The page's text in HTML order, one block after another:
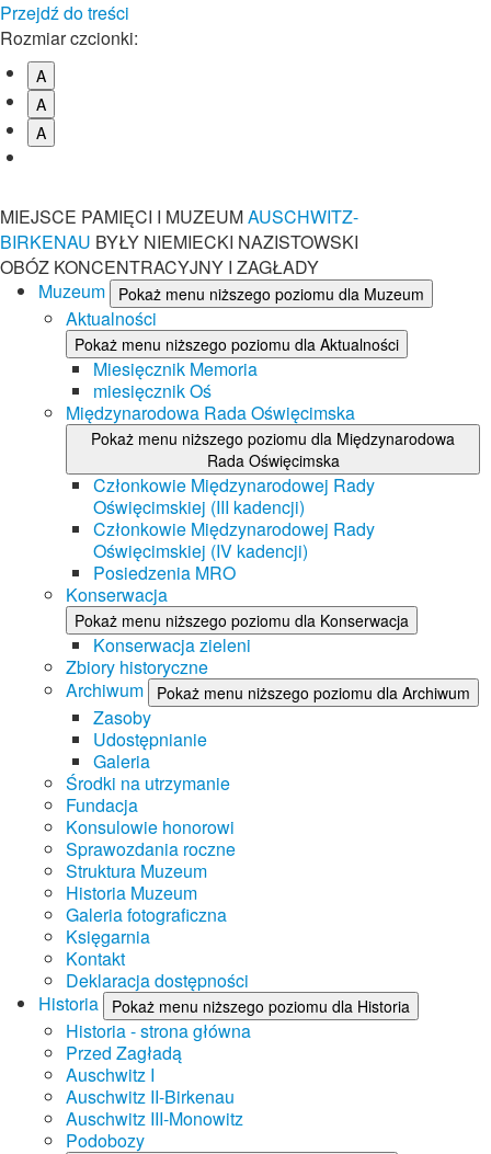
Przejdź do treści
Rozmiar czcionki:
A
A
A
MIEJSCE PAMIĘCI I MUZEUMAUSCHWITZ-
BIRKENAU BYŁY NIEMIECKI NAZISTOWSKI
OBÓZ KONCENTRACYJNY I ZAGŁADY
Muzeum
Pokaż menu niższego poziomu dla Muzeum
Aktualności
Pokaż menu niższego poziomu dla Aktualności
Miesięcznik Memoria
miesięcznik Oś
Międzynarodowa Rada Oświęcimska
Pokaż menu niższego poziomu dla Międzynarodowa
Rada Oświęcimska
Członkowie Międzynarodowej Rady
Oświęcimskiej (III kadencji)
Członkowie Międzynarodowej Rady
Oświęcimskiej (IV kadencji)
Posiedzenia MRO
Konserwacja
Pokaż menu niższego poziomu dla Konserwacja
Konserwacja zieleni
Zbiory historyczne
Archiwum
Pokaż menu niższego poziomu dla Archiwum
Zasoby
Udostępnianie
Galeria
Środki na utrzymanie
Fundacja
Konsulowie honorowi
Sprawozdania roczne
Struktura Muzeum
Historia Muzeum
Galeria fotograficzna
Księgarnia
Kontakt
Deklaracja dostępności
Historia
Pokaż menu niższego poziomu dla Historia
Historia - strona główna
Przed Zagładą
Auschwitz I
Auschwitz II-Birkenau
Auschwitz III-Monowitz
Podobozy